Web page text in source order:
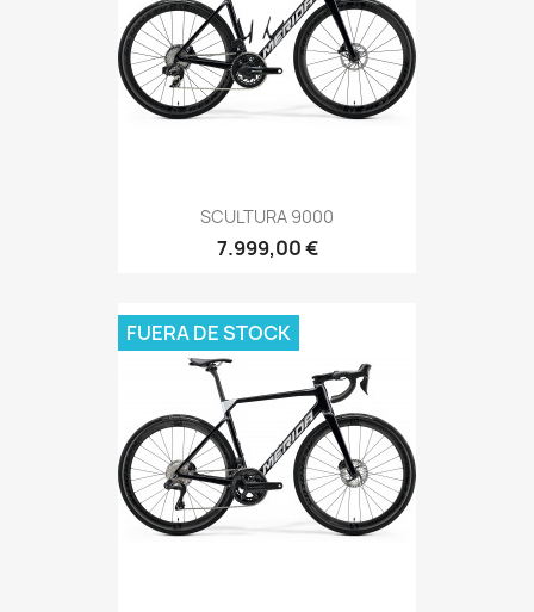
SCULTURA 9000
7.999,00 €
FUERA DE STOCK